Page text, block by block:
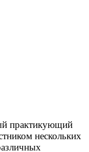
практикующий
нескольких